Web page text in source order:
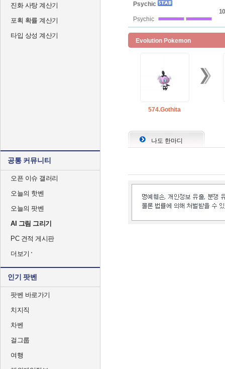
진화 사탕 계산기
포획 확률 계산기
타입 상성 계산기
공통 커뮤니티
오픈 이슈 갤러리
오늘의 핫벤
오늘의 팟벤
AI 그림 그리기
PC 견적 게시판
더보기
인기 팟벤
팟벤 바로가기
치지직
차벤
걸그룹
여행
Psychic
Psychic
Evolution Pokemon
574.Gothita
나도 한마디